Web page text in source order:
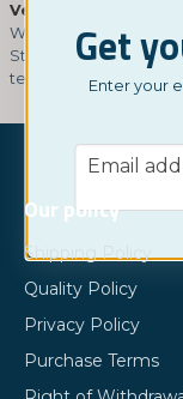
Wir sind nicht bereit
teilzunehmen.
Get
Enter your
email
Email
Our policy
Shipping Policy
Quality Policy
Privacy Policy
Purchase Terms